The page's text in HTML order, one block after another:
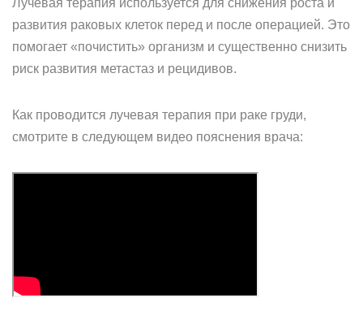
Лучевая терапия используется для снижения роста и
развития раковых клеток перед и после операцией. Это
помогает «почистить» организм и существенно снизить
риск развития метастаз и рецидивов.
Как проводится лучевая терапия при раке груди,
смотрите в следующем видео пояснения врача: